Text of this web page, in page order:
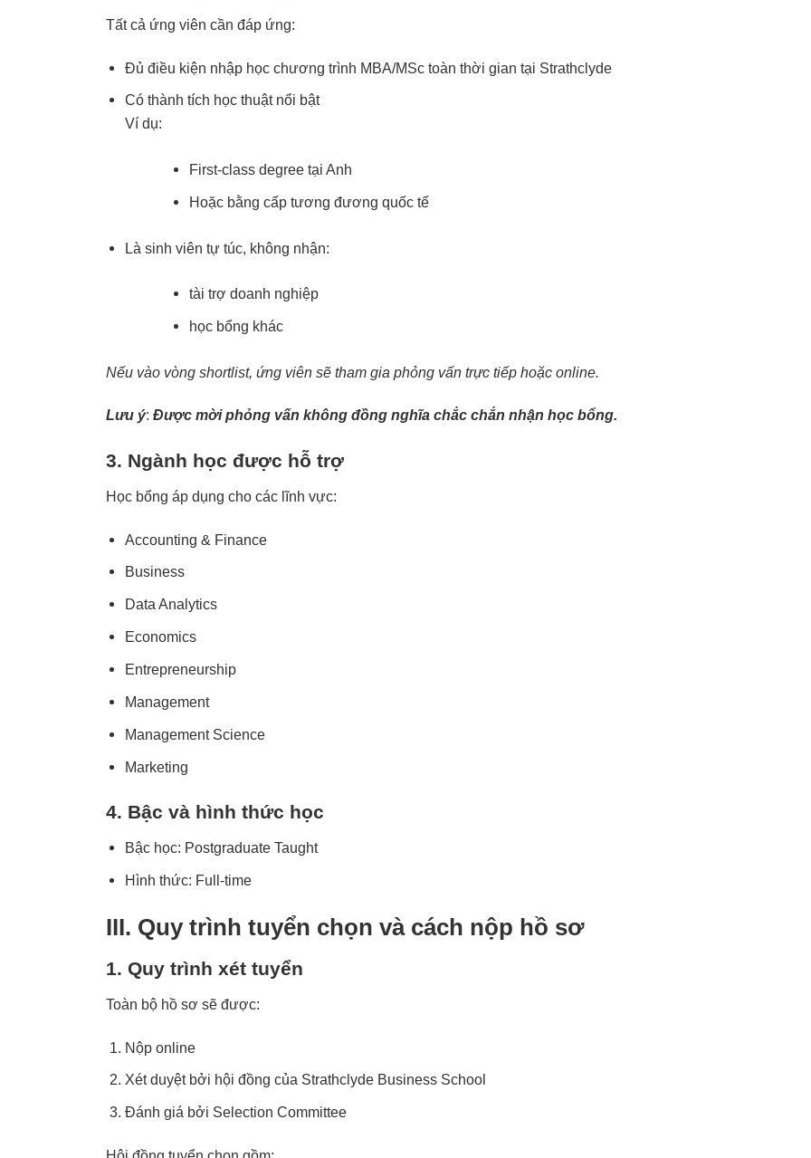
Tất cả ứng viên cần đáp ứng:
Đủ điều kiện nhập học chương trình MBA/MSc toàn thời gian tại Strathclyde
Có thành tích học thuật nổi bật
Ví dụ:
First-class degree tại Anh
Hoặc bằng cấp tương đương quốc tế
Là sinh viên tự túc, không nhận:
tài trợ doanh nghiệp
học bổng khác
Nếu vào vòng shortlist, ứng viên sẽ tham gia phỏng vấn trực tiếp hoặc online.
Lưu ý: Được mời phỏng vấn không đồng nghĩa chắc chắn nhận học bổng.
3. Ngành học được hỗ trợ
Học bổng áp dụng cho các lĩnh vực:
Accounting & Finance
Business
Data Analytics
Economics
Entrepreneurship
Management
Management Science
Marketing
4. Bậc và hình thức học
Bậc học: Postgraduate Taught
Hình thức: Full-time
III. Quy trình tuyển chọn và cách nộp hồ sơ
1. Quy trình xét tuyển
Toàn bộ hồ sơ sẽ được:
Nộp online
Xét duyệt bởi hội đồng của Strathclyde Business School
Đánh giá bởi Selection Committee